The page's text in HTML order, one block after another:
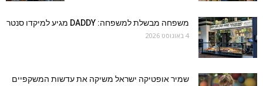
משפחה מבשלת למשפחה: DADDY מגיע למיקדו סנטר
4 באוגוסט 2026
שמיר אופטיקה ישראל משיקה את עדשות המשקפיים